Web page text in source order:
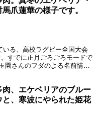
爪蓮華の様子です。
いる、高校ラグビー全国大会
すでに正月ごろごろモードで
園さんのフダのよる名前情報
肉、エケベリアのブルー
と、寒波にやられた姫花